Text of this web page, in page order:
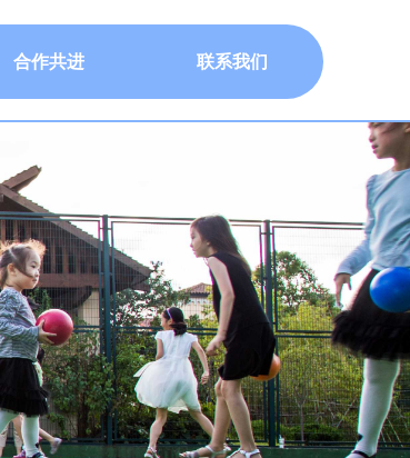
合作共进 联系我们